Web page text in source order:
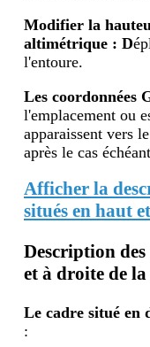
Modifier la
altimétrique : D
l'entoure.
Les coordonnées
l'emplacement ou
apparaissent vers
après le cas
Afficher la
situés en haut
Description
et à droite de
Le cadre situé en
: